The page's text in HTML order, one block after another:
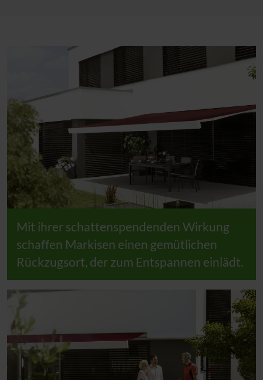
Mit ihrer schattenspendenden Wirkung
schaffen Markisen einen gemütlichen
Rückzugsort, der zum Entspannen einlädt.